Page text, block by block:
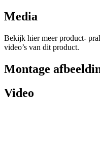
Media
Bekijk hier meer product-
video’s van dit product.
Montage
Video